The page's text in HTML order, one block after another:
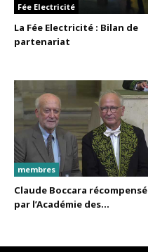
Fée Electricité
La Fée Electricité : Bilan de
partenariat
membres
Claude Boccara récompensé
par l’Académie des...